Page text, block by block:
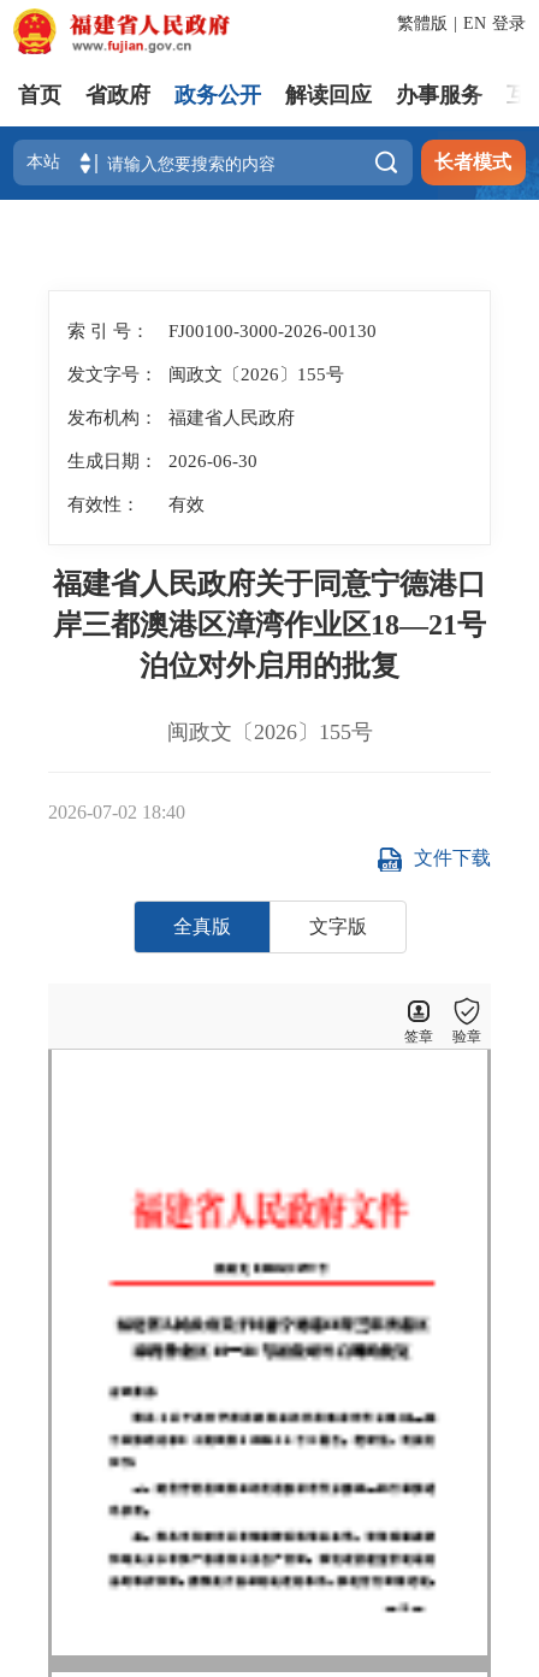
登录
繁體版 EN
首页 省政府 政务公开 解读回应 办事服务 互
 长者模式
索 引 号： FJ00100-3000-2026-00130
发文字号： 闽政文〔2026〕155号
发布机构： 福建省人民政府
生成日期： 2026-06-30
有效性： 有效
福建省人民政府关于同意宁德港口
岸三都澳港区漳湾作业区18—21号
泊位对外启用的批复
闽政文〔2026〕155号
2026-07-02 18:40
全真版 文字版
文件下载